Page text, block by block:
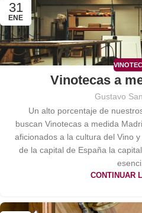
31
ENE
Vinotecas a
Gustavo
Un alto porcentaje de
buscan Vinotecas a medida
aficionados a la cultura del Vino
de la capital de España la
CONTINUAR